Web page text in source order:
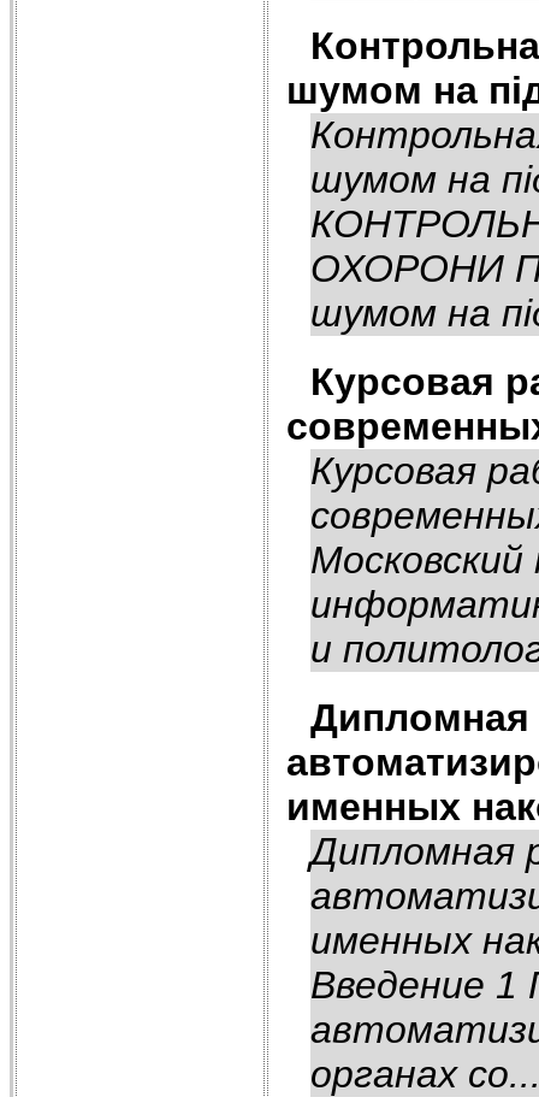
шумом на
шумом на
ОХОРОНИ
шумом на
Курсовая
Курсовая
и
Дипломная
именных
Дипломная
именных
Введение 1
органах